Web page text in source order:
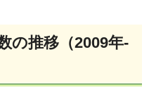
の推移（2009年-